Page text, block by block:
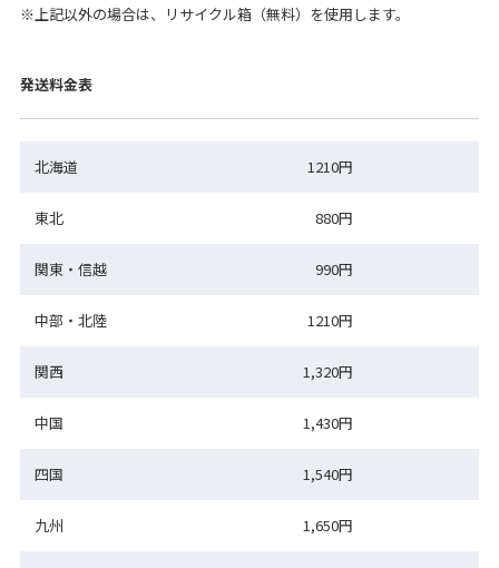
※上記以外の場合は、リサイクル箱（無料）を使用します。
発送料金表
北海道 1210円
東北 880円
関東・信越 990円
中部・北陸 1210円
関西 1,320円
中国 1,430円
四国 1,540円
九州 1,650円